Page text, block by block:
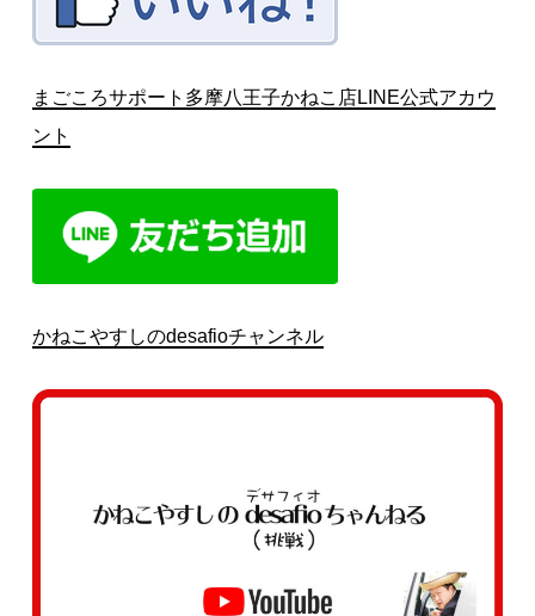
まごころサポート多摩八王子かねこ店LINE公式アカウ
ント
かねこやすしのdesafioチャンネル